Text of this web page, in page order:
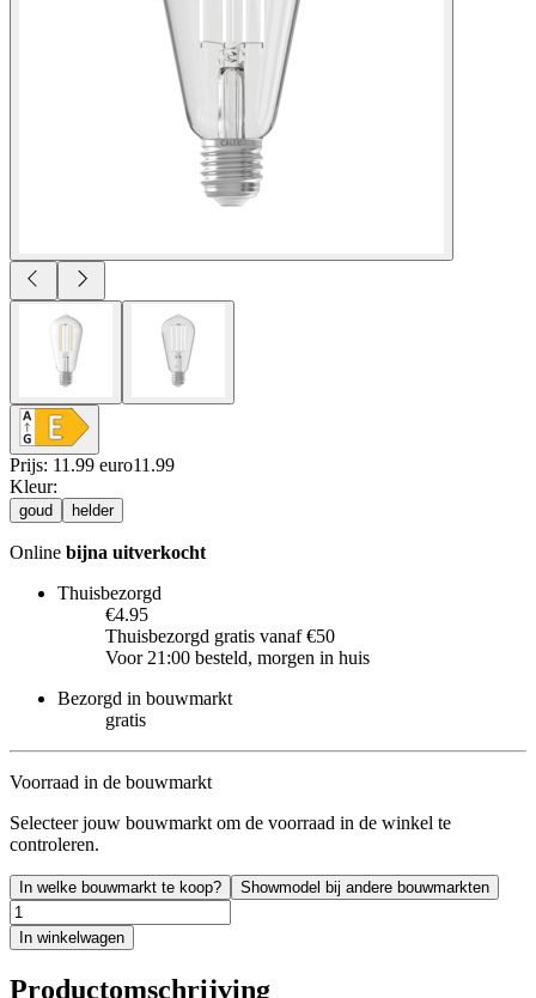
Prijs: 11.99 euro11 .99
Kleur:
goud helder
Online bijna uitverkocht
Thuisbezorgd
€4.95
Thuisbezorgd gratis vanaf €50
Voor 21:00 besteld, morgen in huis
Bezorgd in bouwmarkt
gratis
Voorraad in de bouwmarkt
Selecteer jouw bouwmarkt om de voorraad in de winkel te
controleren.
In welke bouwmarkt te koop? Showmodel bij andere bouwmarkten
In winkelwagen
Productomschrijving